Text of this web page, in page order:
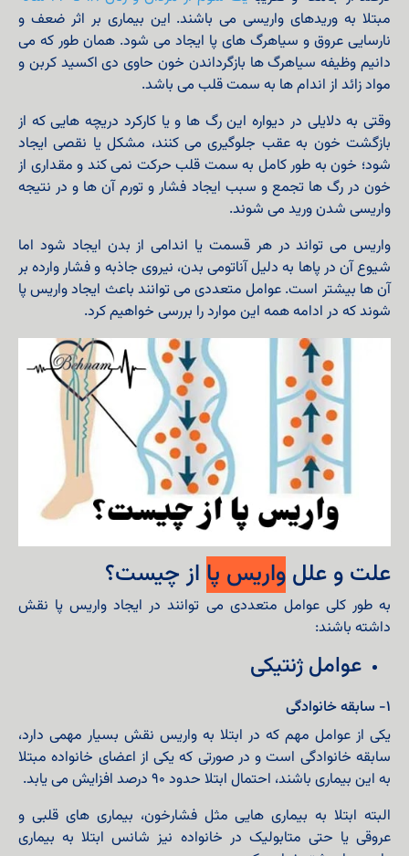
مبتلا به وریدهای واریسی می باشند. این بیماری بر اثر ضعف و
نارسایی عروق و سیاهرگ های پا ایجاد می شود. همان طور که می
دانیم وظیفه سیاهرگ ها بازگرداندن خون حاوی دی اکسید کربن و
مواد زائد از اندام ها به سمت قلب می باشد.
وقتی به دلایلی در دیواره این رگ ها و یا کارکرد دریچه هایی که از
بازگشت خون به عقب جلوگیری می کنند، مشکل یا نقصی ایجاد
شود؛ خون به طور کامل به سمت قلب حرکت نمی کند و مقداری از
خون در رگ ها تجمع و سبب ایجاد فشار و تورم آن ها و در نتیجه
واریسی شدن ورید می شوند.
واریس می تواند در هر قسمت یا اندامی از بدن ایجاد شود اما
شیوع آن در پاها به دلیل آناتومی بدن، نیروی جاذبه و فشار وارده بر
آن ها بیشتر است. عوامل متعددی می توانند باعث ایجاد واریس پا
شوند که در ادامه همه این موارد را بررسی خواهیم کرد.
علت و علل واریس پا از چیست؟
به طور کلی عوامل متعددی می توانند در ایجاد واریس پا نقش
داشته باشند:
عوامل ژنتیکی
۱- سابقه خانوادگی
یکی از عوامل مهم که در ابتلا به واریس نقش بسیار مهمی دارد،
سابقه خانوادگی است و در صورتی که یکی از اعضای خانواده مبتلا
به این بیماری باشند، احتمال ابتلا حدود ۹۰ درصد افزایش می یابد.
البته ابتلا به بیماری هایی مثل فشارخون، بیماری های قلبی و
عروقی یا حتی متابولیک در خانواده نیز شانس ابتلا به بیماری